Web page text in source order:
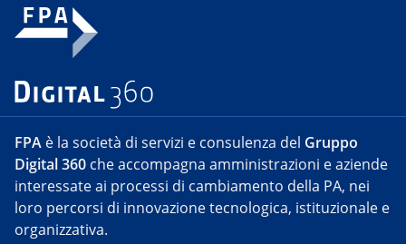
FPA è la società di servizi e consulenza del Gruppo
Digital 360 che accompagna amministrazioni e aziende
interessate ai processi di cambiamento della PA, nei
loro percorsi di innovazione tecnologica, istituzionale e
organizzativa.